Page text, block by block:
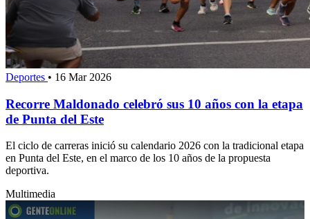
Deportes • 16 Mar 2026
Recorre Maldonado celebró sus 10 años con la etapa
de Punta del Este
El ciclo de carreras inició su calendario 2026 con la tradicional etapa
en Punta del Este, en el marco de los 10 años de la propuesta
deportiva.
Multimedia